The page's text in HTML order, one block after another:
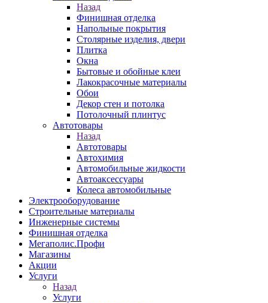
Назад
Финишная отделка
Напольные покрытия
Столярные изделия, двери
Плитка
Окна
Бытовые и обойные клеи
Лакокрасочные материалы
Обои
Декор стен и потолка
Потолочный плинтус
Автотовары
Назад
Автотовары
Автохимия
Автомобильные жидкости
Автоаксессуары
Колеса автомобильные
Электрооборудование
Строительные материалы
Инженерные системы
Финишная отделка
Мегаполис.Профи
Магазины
Акции
Услуги
Назад
Услуги